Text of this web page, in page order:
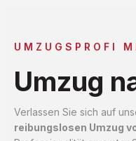
UMZUGSPROFI
Umzug
Verlassen Sie sich auf
reibungslosen Umzug